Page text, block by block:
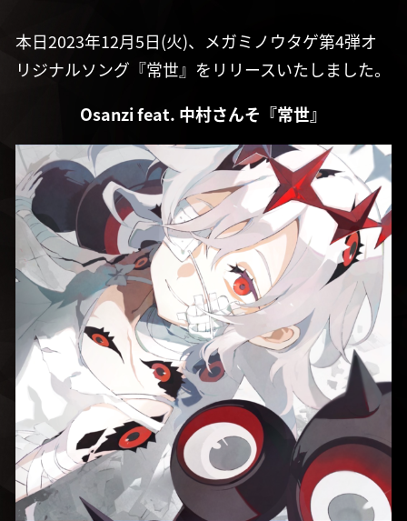
本日2023年12月5日(火)、メガミノウタゲ第4弾オ
リジナルソング『常世』をリリースいたしました。
Osanzi feat. 中村さんそ『常世』